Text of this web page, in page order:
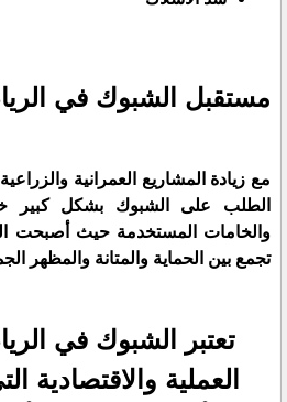
مستقبل الشبوك في
مع زيادة المشاريع العمرانية
الطلب على الشبوك بشكل كبير
والخامات المستخدمة حيث أصبحت
تجمع بين الحماية والمتانة والمظهر
تعتبر الشبوك في
العملية والاقتصادية